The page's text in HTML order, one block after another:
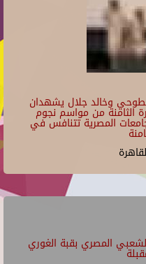
وخالد جلال يشهدان
الثامنة من مواسم نجوم
عرضًا من الجامعات المصرية تتنافس في
المصري بقبة الغوري